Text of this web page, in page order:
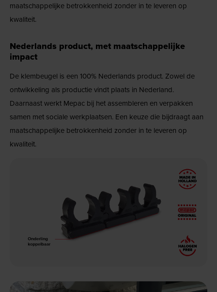
maatschappelijke betrokkenheid zonder in te leveren op
kwaliteit.
Nederlands product, met maatschappelijke
impact
De klembeugel is een 100% Nederlands product. Zowel de
ontwikkeling als productie vindt plaats in Nederland.
Daarnaast werkt Mepac bij het assembleren en verpakken
samen met sociale werkplaatsen. Een keuze die bijdraagt aan
maatschappelijke betrokkenheid zonder in te leveren op
kwaliteit.